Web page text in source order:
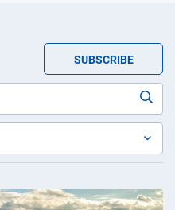
SUBSCRIBE